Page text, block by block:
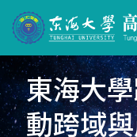
東海大
動跨域